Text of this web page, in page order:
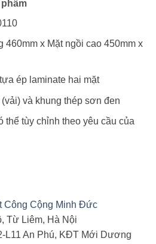
460mm x Mặt ngồi cao 450mm x
ép laminate hai mặt
và khung thép sơn đen
thể tùy chỉnh theo yêu cầu của
Công Cộng Minh Đức
Từ Liêm, Hà Nội
L11 An Phú, KĐT Mới Dương